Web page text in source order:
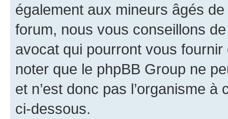
également aux mineurs âgés
forum, nous vous conseillons
avocat qui pourront vous
noter que le phpBB Group ne
et n’est donc pas l’organisme
ci-dessous.